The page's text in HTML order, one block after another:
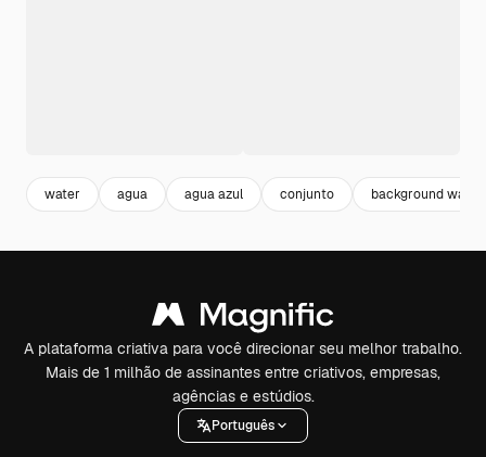
water agua agua azul conjunto background water
A plataforma criativa para você direcionar seu melhor trabalho.
Mais de 1 milhão de assinantes entre criativos, empresas,
agências e estúdios.
Português